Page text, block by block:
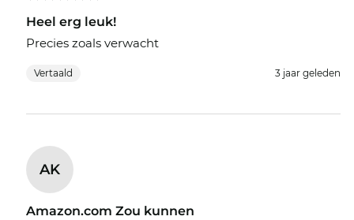
Heel erg leuk!
Precies zoals verwacht
Vertaald 3 jaar geleden
AK
Amazon.com Zou kunnen